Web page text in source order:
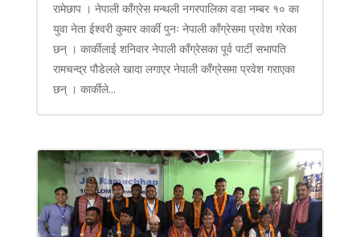
रामेछाप । नेपाली काँग्रेस मन्थली नगरपालिका वडा नम्बर १० का
युवा नेता ईश्वरी कुमार कार्की पुनः नेपाली काँग्रेसमा प्रवेश गरेका
छन् । कार्कीलाई शनिवार नेपाली काँग्रेसका पूर्व पार्टी सभापति
रामचन्द्र पौडेलले खादा लगाएर नेपाली काँग्रेसमा प्रवेश गराएका
छन् । कार्कीले...